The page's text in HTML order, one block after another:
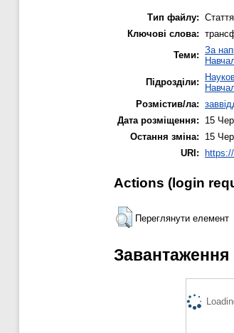
Тип файлу: Стаття
Ключові слова:
Теми: За
Підрозділи:
Розмістив/ла:
Дата розміщення:
15
Остання зміна:
15
URI:
Actions (login
Переглянути елемент
Завантаження